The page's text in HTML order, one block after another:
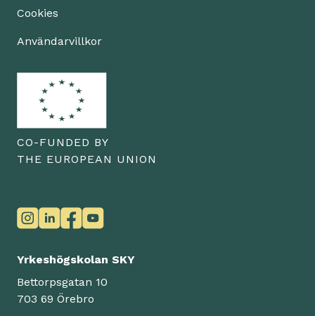
Cookies
Användarvillkor
CO-FUNDED BY
THE EUROPEAN UNION
Yrkeshögskolan SKY
Bettorpsgatan 10
703 69 Örebro